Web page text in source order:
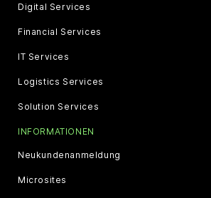
Digital Services
Financial Services
IT Services
Logistics Services
Solution Services
INFORMATIONEN
Neukundenanmeldung
Microsites